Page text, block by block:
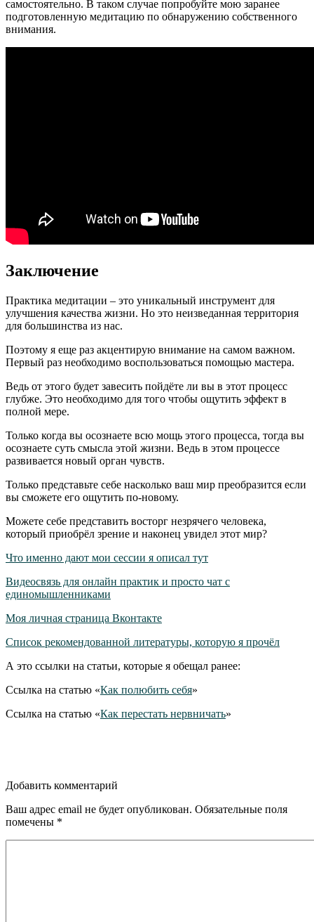
самостоятельно. В таком случае попробуйте мою заранее
подготовленную медитацию по обнаружению собственного
внимания.
Заключение
Практика медитации – это уникальный инструмент для
улучшения качества жизни. Но это неизведанная территория
для большинства из нас.
Поэтому я еще раз акцентирую внимание на самом важном.
Первый раз необходимо воспользоваться помощью мастера.
Ведь от этого будет завесить пойдёте ли вы в этот процесс
глубже. Это необходимо для того чтобы ощутить эффект в
полной мере.
Только когда вы осознаете всю мощь этого процесса, тогда вы
осознаете суть смысла этой жизни. Ведь в этом процессе
развивается новый орган чувств.
Только представьте себе насколько ваш мир преобразится если
вы сможете его ощутить по-новому.
Можете себе представить восторг незрячего человека,
который приобрёл зрение и наконец увидел этот мир?
Что именно дают мои сессии я описал тут
Видеосвязь для онлайн практик и просто чат с
единомышленниками
Моя личная страница Вконтакте
Список рекомендованной литературы, которую я прочёл
А это ссылки на статьи, которые я обещал ранее:
Ссылка на статью «Как полюбить себя»
Ссылка на статью «Как перестать нервничать»
Добавить комментарий
Ваш адрес email не будет опубликован. Обязательные поля
помечены *